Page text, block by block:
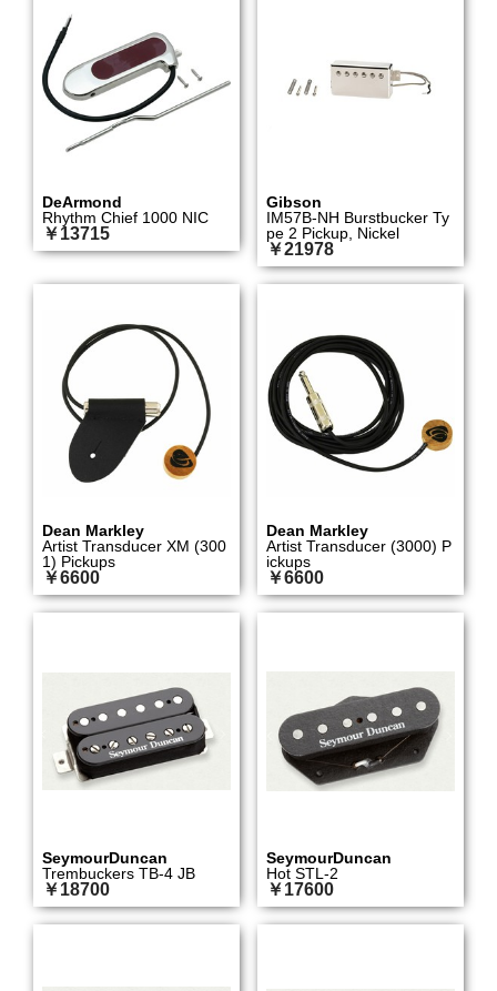
DeArmond
Rhythm Chief 1000 NIC
￥13715
Gibson
IM57B-NH Burstbucker Ty
pe 2 Pickup, Nickel
￥21978
Dean Markley
Artist Transducer XM (300
1) Pickups
￥6600
Dean Markley
Artist Transducer (3000) P
ickups
￥6600
SeymourDuncan
Trembuckers TB-4 JB
￥18700
SeymourDuncan
Hot STL-2
￥17600